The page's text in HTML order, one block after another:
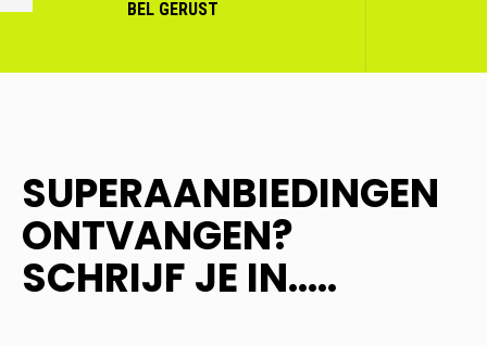
BEL GERUST
SUPERAANBIEDINGEN
ONTVANGEN?
SCHRIJF JE IN.....